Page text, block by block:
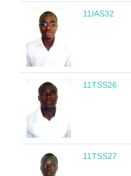
11IAS32
11TSS26
11TSS27